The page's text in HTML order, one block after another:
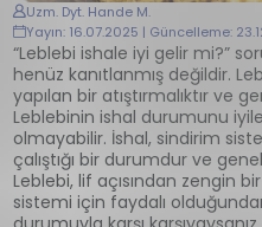
Uzm. Dyt. Hande M.
Yayın: 16.07.2025 | Güncelleme:
“Leblebi ishale iyi gelir mi?”
henüz kanıtlanmış değildir.
yapılan bir atıştırmalıktır ve
Leblebinin ishal durumunu
olmayabilir. İshal, sindirim
çalıştığı bir durumdur ve
Leblebi, lif açısından zengin
sistemi için faydalı